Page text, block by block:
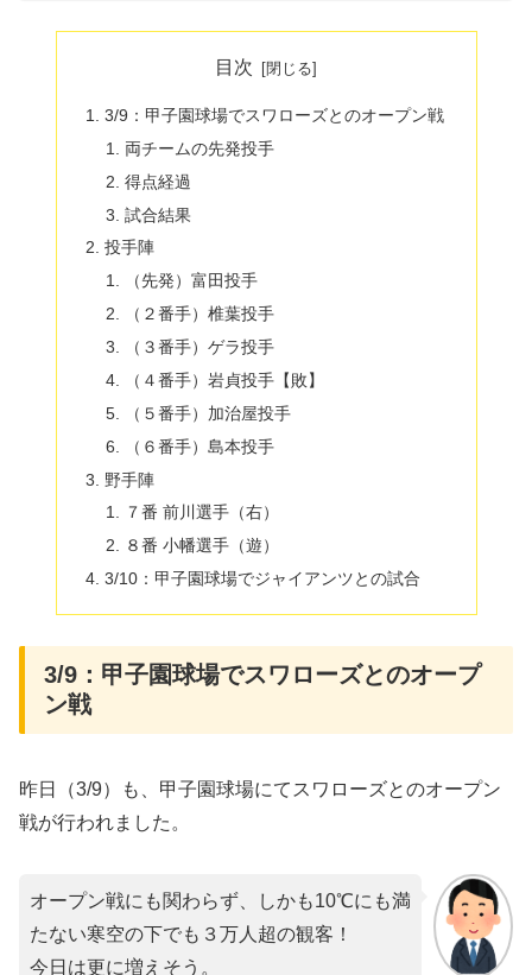
目次
3/9：甲子園球場でスワローズとのオープン戦
両チームの先発投手
得点経過
試合結果
投手陣
（先発）富田投手
（２番手）椎葉投手
（３番手）ゲラ投手
（４番手）岩貞投手【敗】
（５番手）加治屋投手
（６番手）島本投手
野手陣
７番 前川選手（右）
８番 小幡選手（遊）
3/10：甲子園球場でジャイアンツとの試合
3/9：甲子園球場でスワローズとのオープ
ン戦
昨日（3/9）も、甲子園球場にてスワローズとのオープン
戦が行われました。
オープン戦にも関わらず、しかも10℃にも満
たない寒空の下でも３万人超の観客！
今日は更に増えそう。